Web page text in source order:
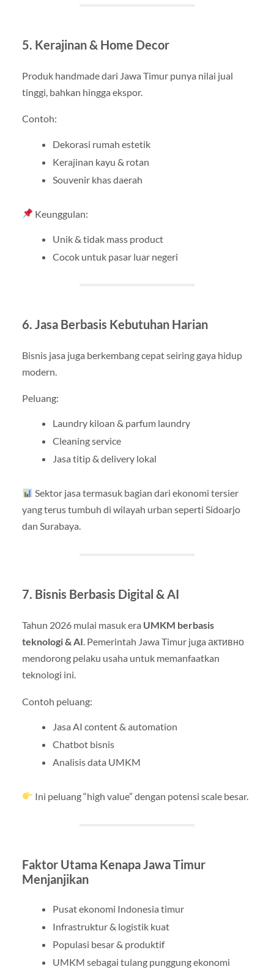
5. Kerajinan & Home Decor
Produk handmade dari Jawa Timur punya nilai jual
tinggi, bahkan hingga ekspor.
Contoh:
Dekorasi rumah estetik
Kerajinan kayu & rotan
Souvenir khas daerah
Keunggulan:
Unik & tidak mass product
Cocok untuk pasar luar negeri
6. Jasa Berbasis Kebutuhan Harian
Bisnis jasa juga berkembang cepat seiring gaya hidup
modern.
Peluang:
Laundry kiloan & parfum laundry
Cleaning service
Jasa titip & delivery lokal
Sektor jasa termasuk bagian dari ekonomi tersier
yang terus tumbuh di wilayah urban seperti Sidoarjo
dan Surabaya.
7. Bisnis Berbasis Digital & AI
Tahun 2026 mulai masuk era UMKM berbasis
teknologi & AI. Pemerintah Jawa Timur juga активно
mendorong pelaku usaha untuk memanfaatkan
teknologi ini.
Contoh peluang:
Jasa AI content & automation
Chatbot bisnis
Analisis data UMKM
Ini peluang “high value” dengan potensi scale besar.
Faktor Utama Kenapa Jawa Timur
Menjanjikan
Pusat ekonomi Indonesia timur
Infrastruktur & logistik kuat
Populasi besar & produktif
UMKM sebagai tulang punggung ekonomi